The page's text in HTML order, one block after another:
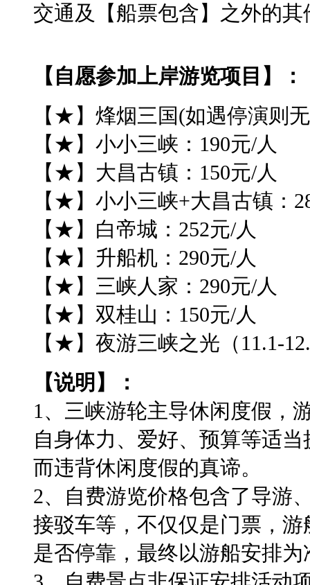
交通及【船票包含】之外的其
【 自愿参加上岸游览项目 】
：
【★】烽烟三国(如遇停演则
【★】小小三峡：190元/人
【★】大昌古镇：150元/人
【★】小小三峡+大昌古镇：
【★】白帝城：252元/人
【★】升船机：290元/人
【★】三峡人家：290元/人
【★】双桂山：150元/人
【★】夜游三峡之光（11.1-
【说明】：
1、三峡游轮主导休闲度假，
自身体力、爱好、预算等适
而违背休闲度假的真谛。
2、自费游览价格包含了导游
接驳车等，不仅仅是门票，
是否停靠，最终以游船安排为